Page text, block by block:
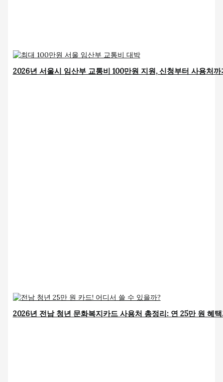
2026년 서울시 임산부 교통비 100만원 지원, 신청부터 사용처
2026년 전남 청년 문화복지카드 사용처 총정리: 연 25만 원 혜